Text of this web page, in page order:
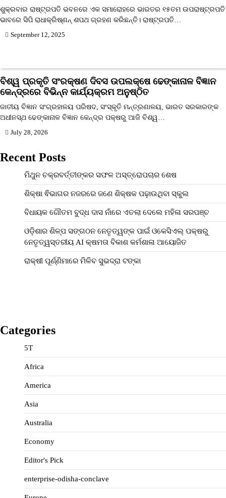
ଶୁକ୍ରବାର ରାଷ୍ଟ୍ରପତି ଭବନରେ ଏକ ସମାରୋହରେ ଭାରତର ୧୫ତମ ଉପରାଷ୍ଟ୍ରପତି
ଭାବରେ ସିପି ରାଧାକ୍ରିଷ୍ଣନ୍ ଶପଥ ଗ୍ରହଣ କରିଛନ୍ତି। ରାଷ୍ଟ୍ରପତି…
September 12, 2025
ବିଶ୍ୱ ପ୍ରକୃତି ସଂରକ୍ଷଣ ଦିବସ ଉପଲକ୍ଷେ ଢେଙ୍କାନାଳ ବିଜ୍ଞାନ
କେନ୍ଦ୍ରରେ ବିଭିନ୍ନ କାର୍ଯ୍ୟକ୍ରମ ଅନୁଷ୍ଠିତ
ଜାତୀୟ ବିଜ୍ଞାନ ସଂଗ୍ରହାଳୟ ପରିଷଦ, ସଂସ୍କୃତି ମନ୍ତ୍ରଣାଳୟ, ଭାରତ ସରକାରଙ୍କ
ଅଧୀନସ୍ଥ ଢେଙ୍କାନାଳ ବିଜ୍ଞାନ କେନ୍ଦ୍ର ପକ୍ଷରୁ ଆଜି ବିଶ୍ୱ…
July 28, 2026
Recent Posts
ମିଥୁନ ଚକ୍ରବର୍ତ୍ତୀଙ୍କର ସଫଳ ଅସ୍ତ୍ରୋପଚାର ଶେଷ
ଶିକ୍ଷା ଵିଭାଗର ନଜରରେ ଜଣେ ଶିକ୍ଷକ ପଢ଼ାଉଥିବା ସ୍କୁଲ
ବିଧାୟକ ଗୌତମ ବୁଦ୍ଧ ଦାସ ନାଁରେ ଏତଲା ଦେଲେ ମହିଳା ସରପଞ୍ଚ
ଓଡ଼ିଶାର ଶିଳ୍ପ ସଙ୍ଗଠନ ନେତୃତ୍ୱଙ୍କ ପାଇଁ ଓକେସିଏଲ୍ ପକ୍ଷରୁ
ନେତୃତ୍ୱସ୍ତରୀୟ AI କ୍ଷମତା ବିକାଶ କର୍ମଶାଳା ଆୟୋଜିତ
ରାକ୍ଷୀ ପୂର୍ଣ୍ଣିମାରେ ମିଳିବ ସୁଭଦ୍ରା ଟଙ୍କା
Categories
5T
Africa
America
Asia
Australia
Economy
Editor's Pick
enterprise-odisha-conclave